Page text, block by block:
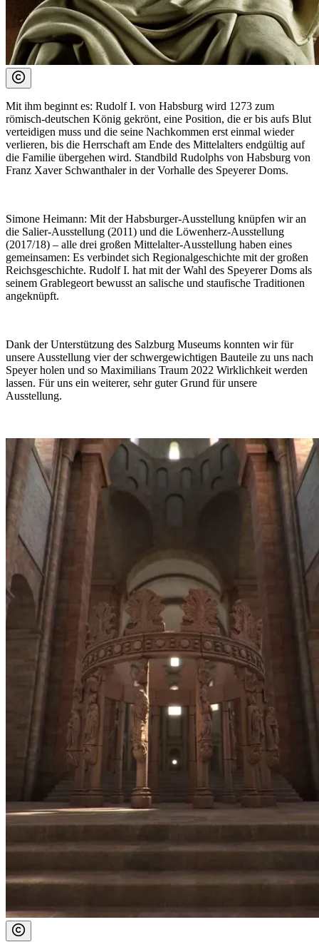
Mit ihm beginnt es: Rudolf I. von Habsburg wird 1273 zum
römisch-deutschen König gekrönt, eine Position, die er bis aufs Blut
verteidigen muss und die seine Nachkommen erst einmal wieder
verlieren, bis die Herrschaft am Ende des Mittelalters endgültig auf
die Familie übergehen wird. Standbild Rudolphs von Habsburg von
Franz Xaver Schwanthaler in der Vorhalle des Speyerer Doms.
Simone Heimann: Mit der Habsburger-Ausstellung knüpfen wir an
die Salier-Ausstellung (2011) und die Löwenherz-Ausstellung
(2017/18) – alle drei großen Mittelalter-Ausstellung haben eines
gemeinsamen: Es verbindet sich Regionalgeschichte mit der großen
Reichsgeschichte. Rudolf I. hat mit der Wahl des Speyerer Doms als
seinem Grablegeort bewusst an salische und staufische Traditionen
angeknüpft.
Dank der Unterstützung des Salzburg Museums konnten wir für
unsere Ausstellung vier der schwergewichtigen Bauteile zu uns nach
Speyer holen und so Maximilians Traum 2022 Wirklichkeit werden
lassen. Für uns ein weiterer, sehr guter Grund für unsere
Ausstellung.